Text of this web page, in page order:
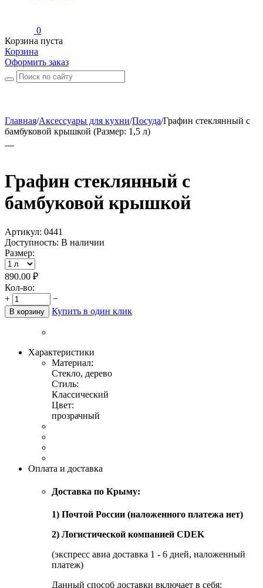
0
Корзина пуста
Корзина
Оформить заказ
Главная/Аксессуары для кухни/Посуда/Графин стеклянный с
бамбуковой крышкой (Размер: 1,5 л)
Графин стеклянный с
бамбуковой крышкой
Артикул: 0441
Доступность: В наличии
Размер:
890.00 ₽
Кол-во:
+
−
В корзину Купить в один клик
Характеристики
Материал:
Стекло, дерево
Стиль:
Классический
Цвет:
прозрачный
Оплата и доставка
Доставка по Крыму:
1) Почтой России (наложенного платежа нет)
2) Логистической компанией CDEK
(экспресс авиа доставка 1 - 6 дней, наложенный
платеж)
Данный способ доставки включает в себя: